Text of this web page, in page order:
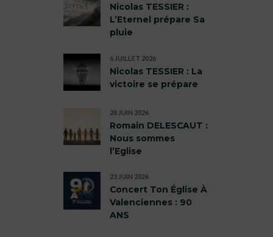
Nicolas TESSIER :
L’Eternel prépare Sa
pluie
Nicolas TESSIER : La
victoire se prépare
6 JUILLET 2026
Romain DELESCAUT :
Nous sommes
l’Eglise
28 JUIN 2026
Concert Ton Église À
Valenciennes : 90
ANS
23 JUIN 2026